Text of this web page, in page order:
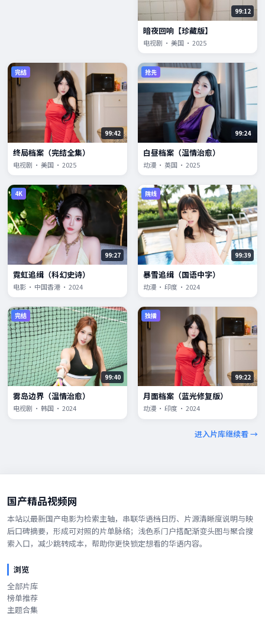
99:12
暗夜回响【珍藏版】
电视剧 · 美国 · 2025
完结
99:42
终局档案（完结全集）
电视剧 · 美国 · 2025
抢先
99:24
白昼档案（温情治愈）
动漫 · 英国 · 2025
4K
99:27
霓虹追缉（科幻史诗）
电影 · 中国香港 · 2024
院线
99:39
暴雪追缉（国语中字）
动漫 · 印度 · 2024
完结
99:40
雾岛边界（温情治愈）
电视剧 · 韩国 · 2024
独播
99:22
月面档案（蓝光修复版）
动漫 · 印度 · 2024
进入片库继续看 →
国产精品视频网
本站以最新国产电影为检索主轴，串联华语档日历、片源清晰度说明与映
后口碑摘要，形成可对照的片单脉络；浅色系门户搭配渐变头图与聚合搜
索入口，减少跳转成本，帮助你更快锁定想看的华语内容。
浏览
全部片库
榜单推荐
主题合集